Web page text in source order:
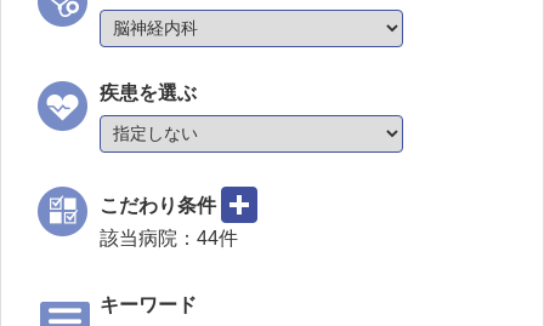
疾患を選ぶ
こだわり条件
該当病院： 44件
キーワード